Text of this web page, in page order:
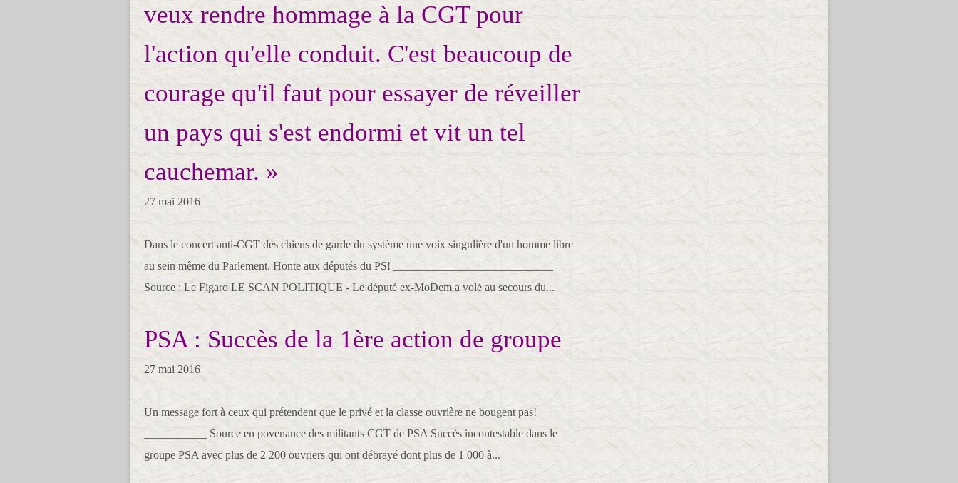
veux rendre hommage à la CGT pour
l'action qu'elle conduit. C'est beaucoup de
courage qu'il faut pour essayer de réveiller
un pays qui s'est endormi et vit un tel
cauchemar. »
27 mai 2016
Dans le concert anti-CGT des chiens de garde du système une voix singulière d'un homme libre
au sein même du Parlement. Honte aux députés du PS! ____________________________
Source : Le Figaro LE SCAN POLITIQUE - Le député ex-MoDem a volé au secours du...
PSA : Succès de la 1ère action de groupe
27 mai 2016
Un message fort à ceux qui prétendent que le privé et la classe ouvrière ne bougent pas!
___________ Source en povenance des militants CGT de PSA Succès incontestable dans le
groupe PSA avec plus de 2 200 ouvriers qui ont débrayé dont plus de 1 000 à...